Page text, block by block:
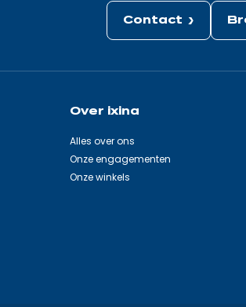
Contact
Over ixina
Alles over ons
Onze engagementen
Onze winkels